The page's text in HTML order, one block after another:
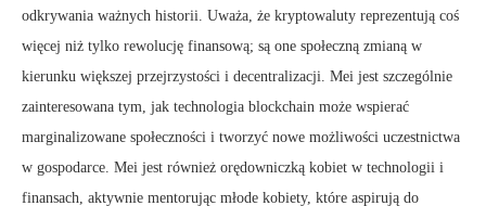
odkrywania ważnych historii. Uważa, że kryptowaluty reprezentują coś
więcej niż tylko rewolucję finansową; są one społeczną zmianą w
kierunku większej przejrzystości i decentralizacji. Mei jest szczególnie
zainteresowana tym, jak technologia blockchain może wspierać
marginalizowane społeczności i tworzyć nowe możliwości uczestnictwa
w gospodarce. Mei jest również orędowniczką kobiet w technologii i
finansach, aktywnie mentorując młode kobiety, które aspirują do